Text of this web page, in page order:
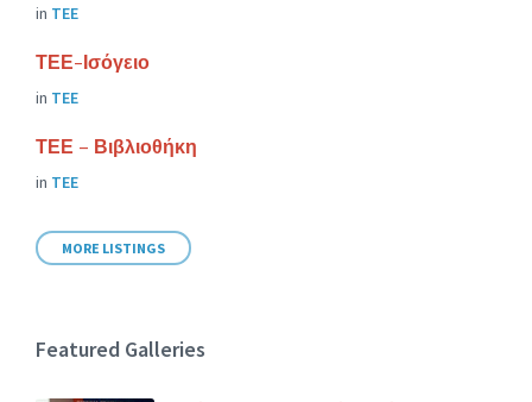
in ΤΕΕ
ΤΕΕ-Ισόγειο
in ΤΕΕ
ΤΕΕ – Βιβλιοθήκη
in ΤΕΕ
MORE LISTINGS
Featured Galleries